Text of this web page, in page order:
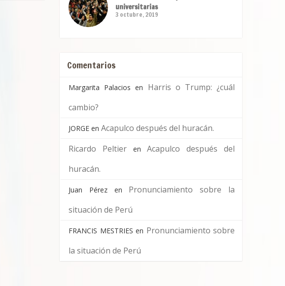
universitarias
3 octubre, 2019
Comentarios
Margarita Palacios en Harris o Trump: ¿cuál
cambio?
JORGE en Acapulco después del huracán.
Ricardo PeltierenAcapulco después del
huracán.
Juan Pérezen Pronunciamiento sobre la
situación de Perú
FRANCIS MESTRIES en Pronunciamiento sobre
la situación de Perú